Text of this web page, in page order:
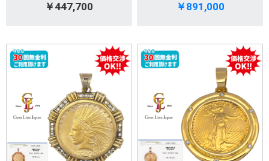
￥447,700 ￥891,000